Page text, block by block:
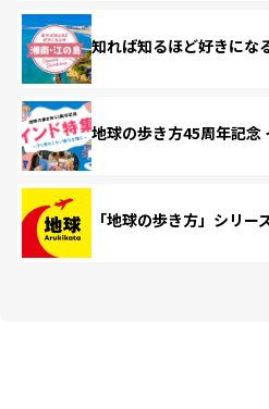
知れば知るほど好きにな
地球の歩き方45周年記念
「地球の歩き方」シリー